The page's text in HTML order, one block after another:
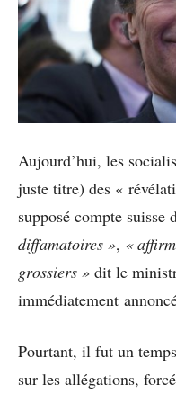
Aujourd’hui, les
juste titre) des «
supposé compte suisse
diffamatoires », «
grossiers » dit le
immédiatement
Pourtant, il fut un
sur les allégations,